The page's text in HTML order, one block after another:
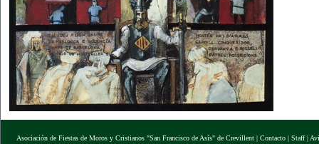
Asociación de Fiestas de Moros y Cristianos "San Francisco de Asís" de Crevillent | Contacto | Staff|